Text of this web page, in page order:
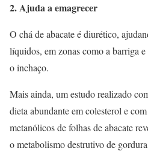
2. Ajuda a emagrecer
O chá de abacate é diurético,
líquidos, em zonas como a barriga
o inchaço.
Mais ainda, um estudo realizado
dieta abundante em colesterol e
metanólicos de folhas de abacate
o metabolismo destrutivo de